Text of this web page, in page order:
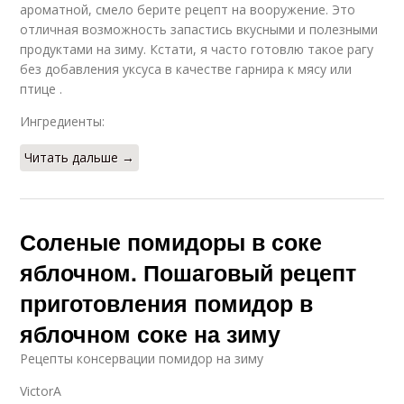
ароматной, смело берите рецепт на вооружение. Это
отличная возможность запастись вкусными и полезными
продуктами на зиму. Кстати, я часто готовлю такое рагу
без добавления уксуса в качестве гарнира к мясу или
птице .
Ингредиенты:
Читать дальше →
Соленые помидоры в соке
яблочном. Пошаговый рецепт
приготовления помидор в
яблочном соке на зиму
Pецепты консервации помидор на зиму
VictorA